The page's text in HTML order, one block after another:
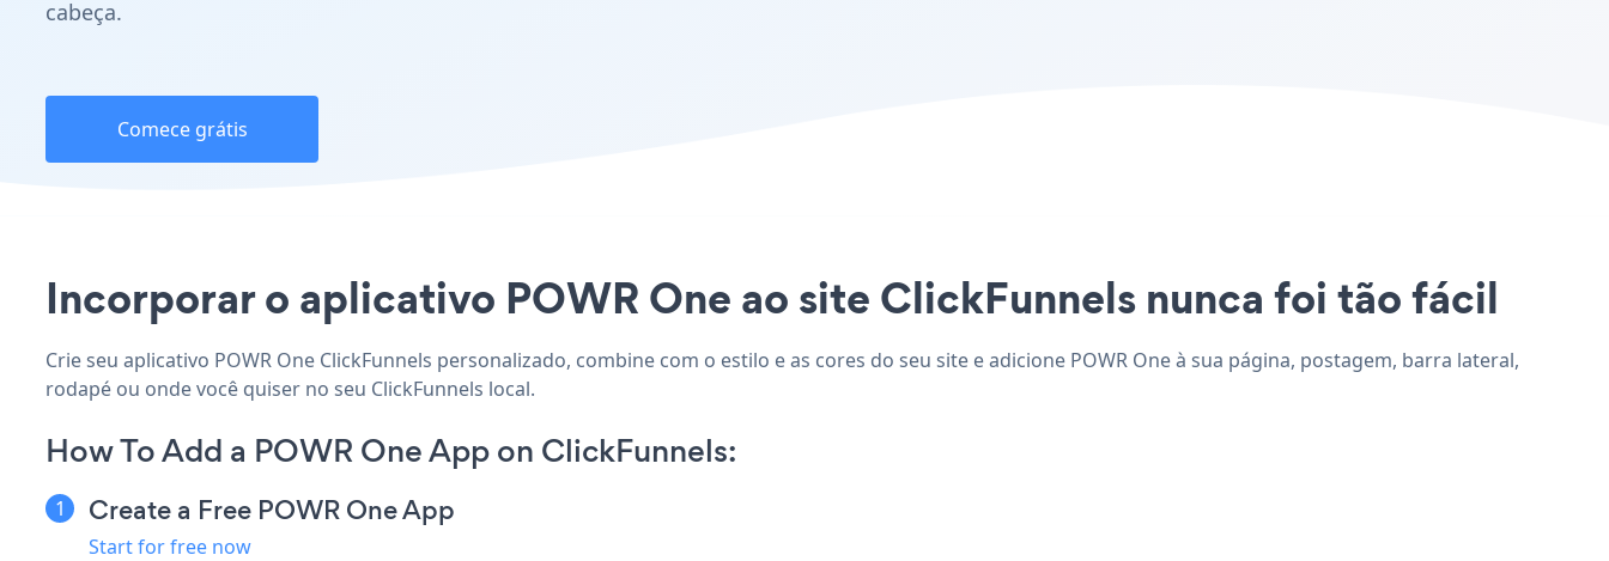
cabeça.
Comece grátis
Incorporar o aplicativo POWR One ao site ClickFunnels nunca foi tão fácil
Crie seu aplicativo POWR One ClickFunnels personalizado, combine com o estilo e as cores do seu site e adicione POWR One à sua página, postagem, barra lateral,
rodapé ou onde você quiser no seu ClickFunnels local.
How To Add a POWR One App on ClickFunnels:
Create a Free POWR One App
Start for free now